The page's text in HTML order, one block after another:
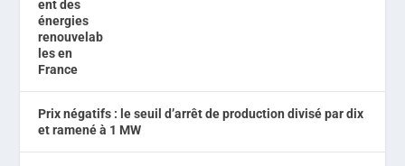
Prix négatifs : le seuil d’arrêt de production divisé par dix
et ramené à 1 MW